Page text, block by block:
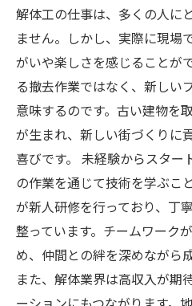
解体工の仕事は、多くの人に
ません。しかし、実際に現場
がいや楽しさを感じることが
る撤去作業ではなく、新しい
意味するのです。古い建物を
が生まれ、新しい街づくりに
喜びです。 未経験からスター
の作業を通じて技術を学ぶこ
が新人研修を行っており、丁
整っています。チームワーク
め、仲間との絆を深めながら
また、解体業界は高収入が期